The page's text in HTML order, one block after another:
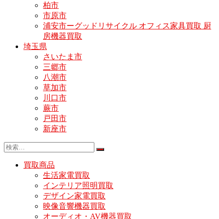
柏市
市原市
浦安市ーグッドリサイクル オフィス家具買取 厨
房機器買取
埼玉県
さいたま市
三郷市
八潮市
草加市
川口市
蕨市
戸田市
新座市
買取商品
生活家電買取
インテリア照明買取
デザイン家電買取
映像音響機器買取
オーディオ・AV機器買取